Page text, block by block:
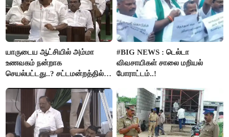
யாருடைய ஆட்சியில் அம்மா
உணவகம் நன்றாக
செயல்பட்டது..? சட்டமன்றத்தில்
#BIG NEWS : டெல்டா
விவசாயிகள் சாலை மறியல்
போராட்டம்..!